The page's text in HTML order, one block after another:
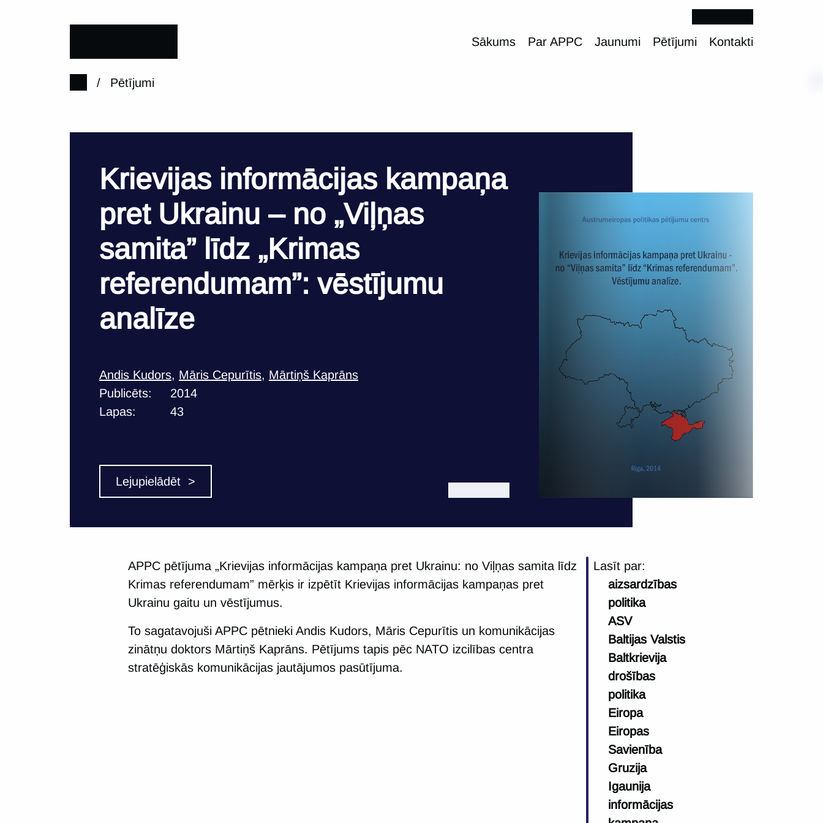
Sākums Par APPC Jaunumi Pētījumi Kontakti
/ Pētījumi
Krievijas informācijas kampaņa
pret Ukrainu – no „Viļņas
samita” līdz „Krimas
referendumam”: vēstījumu
analīze
Andis Kudors, Māris Cepurītis, Mārtiņš Kaprāns
Publicēts:
2014
Lapas:
43
Lejupielādēt >
APPC pētījuma „Krievijas informācijas kampaņa pret Ukrainu: no Viļņas samita līdz
Krimas referendumam” mērķis ir izpētīt Krievijas informācijas kampaņas pret
Ukrainu gaitu un vēstījumus.
To sagatavojuši APPC pētnieki Andis Kudors, Māris Cepurītis un komunikācijas
zinātņu doktors Mārtiņš Kaprāns. Pētījums tapis pēc NATO izcilības centra
stratēģiskās komunikācijas jautājumos pasūtījuma.
Lasīt par:
aizsardzības
politika
ASV
Baltijas Valstis
Baltkrievija
drošības
politika
Eiropa
Eiropas
Savienība
Gruzija
Igaunija
informācijas